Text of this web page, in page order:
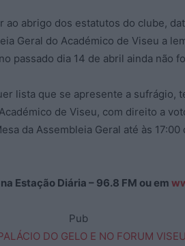
ao abrigo dos estatutos do clube,
Geral do Académico de Viseu a
passado dia 14 de abril ainda não
lista que se apresente a sufrágio,
de Viseu, com direito a
da Assembleia Geral até às
Estação Diária – 96.8 FM ou em
Pub